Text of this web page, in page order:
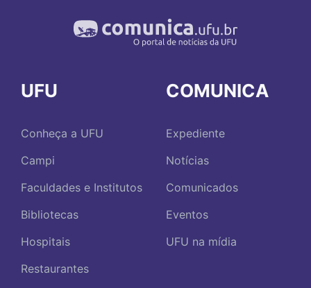
UFU
Conheça a UFU
Campi
Faculdades e Institutos
Bibliotecas
Hospitais
Restaurantes
COMUNICA
Expediente
Notícias
Comunicados
Eventos
UFU na mídia